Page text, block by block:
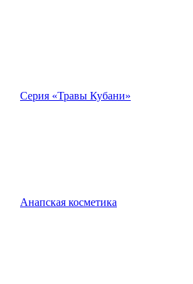
Серия «Травы Кубани»
Анапская косметика